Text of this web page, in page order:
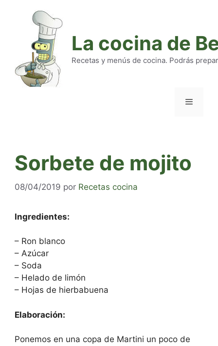
La cocina de
Recetas y menús de cocina. Podrás
Sorbete de mojito
08/04/2019 por Recetas cocina
Ingredientes:
– Ron blanco
– Azúcar
– Soda
– Helado de limón
– Hojas de hierbabuena
Elaboración:
Ponemos en una copa de Martini un poco de